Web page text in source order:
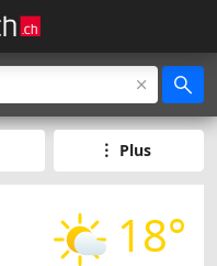
Plus
18°